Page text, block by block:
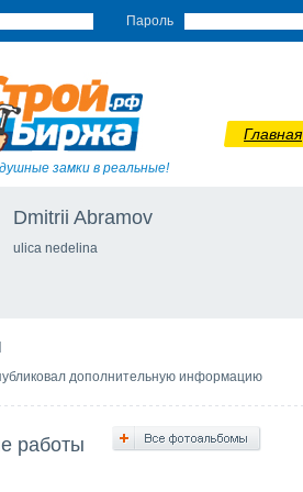
Пароль
замки в реальные!
Главная
Dmitrii Abramov
ulica nedelina
дополнительную информацию
работы